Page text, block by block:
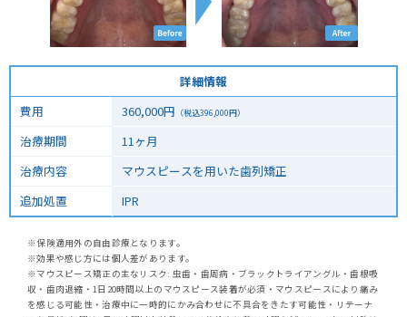
詳細情報
費用
360,000円 （税込396,000円）
治療期間
11ヶ月
治療内容
マウスピースを用いた歯列矯正
追加処置
IPR
※保険適用外の自由診療となります。
※効果や感じ方には個人差があります。
※マウスピース矯正の主なリスク: 虫歯・歯周病・ブラックトライアングル・歯根吸
収・歯肉退縮・1日20時間以上のマウスピース装着が必須・マウスピースにより痛み
を感じる可能性・治療中に一時的にかみ合わせに不具合をきたす可能性・リテーナ